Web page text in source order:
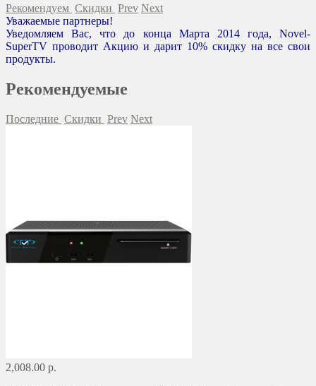
Рекомендуем Скидки Prev Next
Уважаемые партнеры!
Уведомляем Вас, что до конца Марта 2014 года, Novel-
SuperTV проводит Акцию и дарит 10% скидку на все свои
продукты.
Рекомендуемые
Последние Скидки Prev Next
2,008.00 р.